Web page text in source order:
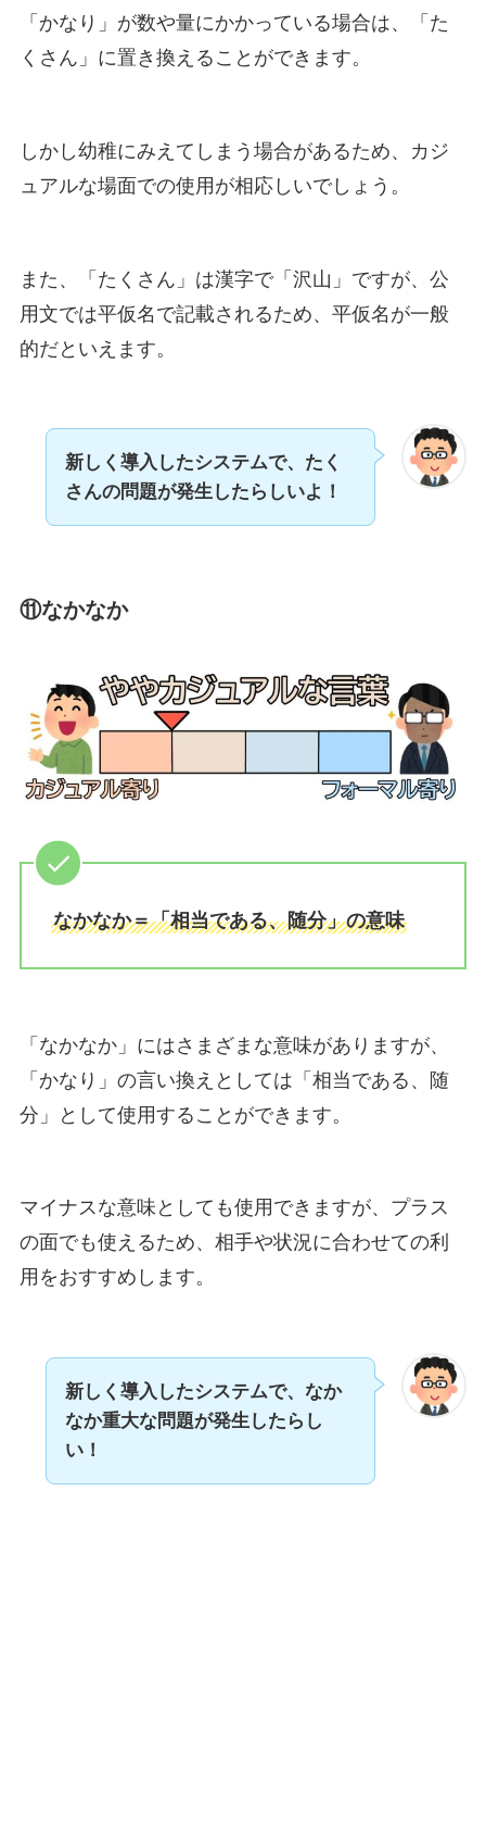
「かなり」が数や量にかかっている場合は、「た
くさん」に置き換えることができます。
しかし幼稚にみえてしまう場合があるため、カジ
ュアルな場面での使用が相応しいでしょう。
また、「たくさん」は漢字で「沢山」ですが、公
用文では平仮名で記載されるため、平仮名が一般
的だといえます。
新しく導入したシステムで、たく
さんの問題が発生したらしいよ！
⑪なかなか
なかなか＝「相当である、随分」の意味
「なかなか」にはさまざまな意味がありますが、
「かなり」の言い換えとしては「相当である、随
分」として使用することができます。
マイナスな意味としても使用できますが、プラス
の面でも使えるため、相手や状況に合わせての利
用をおすすめします。
新しく導入したシステムで、なか
なか重大な問題が発生したらし
い！